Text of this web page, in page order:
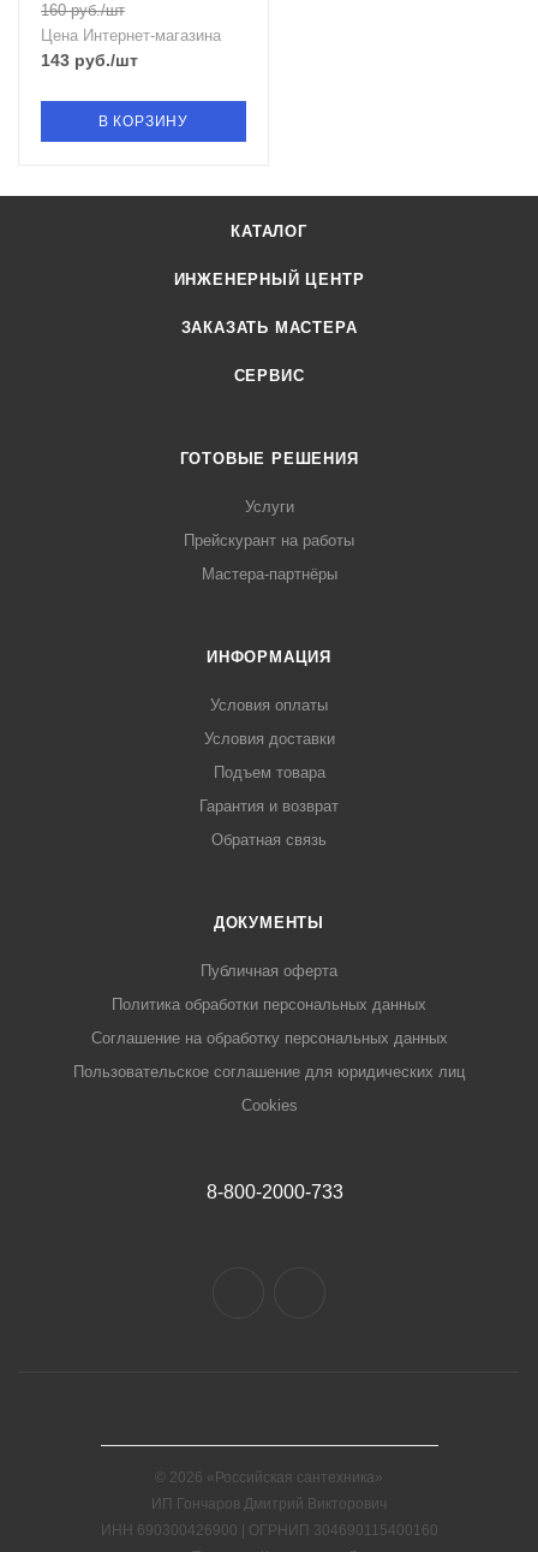
160руб./шт
Цена Интернет-магазина
143 руб./шт
В КОРЗИНУ
КАТАЛОГ
ИНЖЕНЕРНЫЙ ЦЕНТР
ЗАКАЗАТЬ МАСТЕРА
СЕРВИС
ГОТОВЫЕ РЕШЕНИЯ
Услуги
Прейскурант на работы
Мастера-партнёры
ИНФОРМАЦИЯ
Условия оплаты
Условия доставки
Подъем товара
Гарантия и возврат
Обратная связь
ДОКУМЕНТЫ
Публичная оферта
Политика обработки персональных данных
Соглашение на обработку персональных данных
Пользовательское соглашение для юридических лиц
Cookies
8-800-2000-733
© 2026 «Российская сантехника»
ИП Гончаров Дмитрий Викторович
ИНН 690300426900 | ОГРНИП 304690115400160